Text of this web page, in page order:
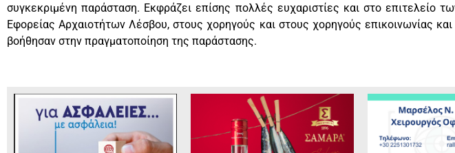
συγκεκριμένη παράσταση. Εκφράζει επίσης πολλές ευχαριστίες και στο επιτελείο
Εφορείας Αρχαιοτήτων Λέσβου, στους χορηγούς και στους χορηγούς επικοινωνίας
βοήθησαν στην πραγματοποίηση της παράστασης.